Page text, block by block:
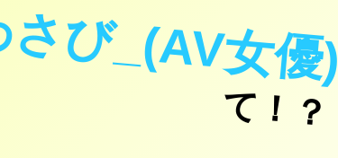
び_(AV女優)
て
？